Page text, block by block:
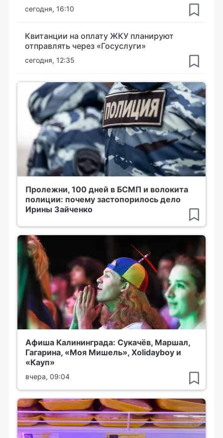
сегодня, 16:10
Квитанции на оплату ЖКУ планируют
отправлять через «Госуслуги»
сегодня, 12:35
Пролежни, 100 дней в БСМП и волокита
полиции: почему застопорилось дело
Ирины Зайченко
Афиша Калининграда: Сукачёв, Маршал,
Гагарина, «Моя Мишель», Xolidayboy и
«Кауп»
вчера, 09:04